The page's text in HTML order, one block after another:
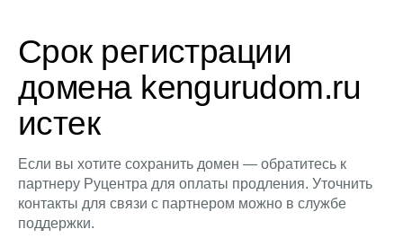
Срок регистрации
домена kengurudom.ru
истек
Если вы хотите сохранить домен — обратитесь к
партнеру Руцентра для оплаты продления. Уточнить
контакты для связи с партнером можно в службе
поддержки.